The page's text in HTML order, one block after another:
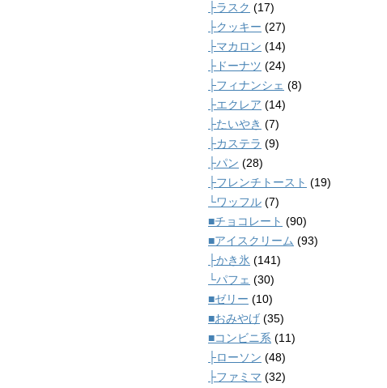
├ラスク (17)
├クッキー (27)
├マカロン (14)
├ドーナツ (24)
├フィナンシェ (8)
├エクレア (14)
├たいやき (7)
├カステラ (9)
├パン (28)
├フレンチトースト (19)
└ワッフル (7)
■チョコレート (90)
■アイスクリーム (93)
├かき氷 (141)
└パフェ (30)
■ゼリー (10)
■おみやげ (35)
■コンビニ系 (11)
├ローソン (48)
├ファミマ (32)